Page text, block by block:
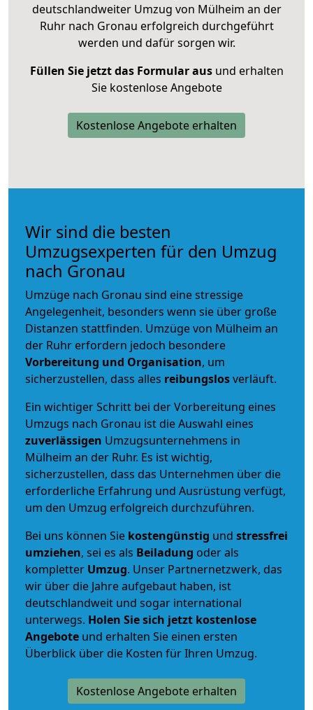
deutschlandweiter Umzug von Mülheim an der
Ruhr nach Gronau erfolgreich durchgeführt
werden und dafür sorgen wir.
Füllen Sie jetzt das Formular ausund erhalten
Sie kostenlose Angebote
Kostenlose Angebote erhalten
Wir sind die besten
Umzugsexperten für den Umzug
nach Gronau
Umzüge nach Gronau sind eine stressige
Angelegenheit, besonders wenn sie über große
Distanzen stattfinden. Umzüge von Mülheim an
der Ruhr erfordern jedoch besondere
Vorbereitung und Organisation, um
sicherzustellen, dass alles reibungslosverläuft.
Ein wichtiger Schritt bei der Vorbereitung eines
Umzugs nach Gronau ist die Auswahl eines
zuverlässigen Umzugsunternehmens in
Mülheim an der Ruhr. Es ist wichtig,
sicherzustellen, dass das Unternehmen über die
erforderliche Erfahrung und Ausrüstung verfügt,
um den Umzug erfolgreich durchzuführen.
Bei uns können Sie kostengünstig und stressfrei
umziehen, sei es als Beiladung oder als
kompletter Umzug. Unser Partnernetzwerk, das
wir über die Jahre aufgebaut haben, ist
deutschlandweit und sogar international
unterwegs. Holen Sie sich jetzt kostenlose
Angebote und erhalten Sie einen ersten
Überblick über die Kosten für Ihren Umzug.
Kostenlose Angebote erhalten